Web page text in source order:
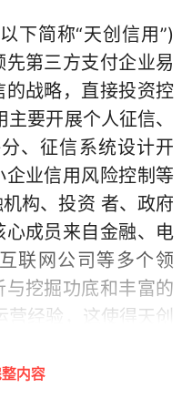
下简称“天创信用”)
第三方支付企业易
战略，直接投资控
要开展个人征信、
、征信系统设计开
业信用风险控制等
构、投资 者、政府
成员来自金融、电
联网公司等多个领
挖掘功底和丰富的
营经验，这使得天创
数据处理技术，可
的技术支持与安全
内容